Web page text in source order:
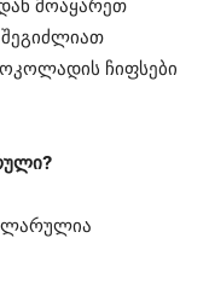
მოაყარეთ
ჩიფსები